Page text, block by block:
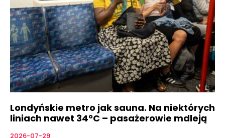
Londyńskie metro jak sauna. Na niektórych
liniach nawet 34°C – pasażerowie mdleją
2026-07-29